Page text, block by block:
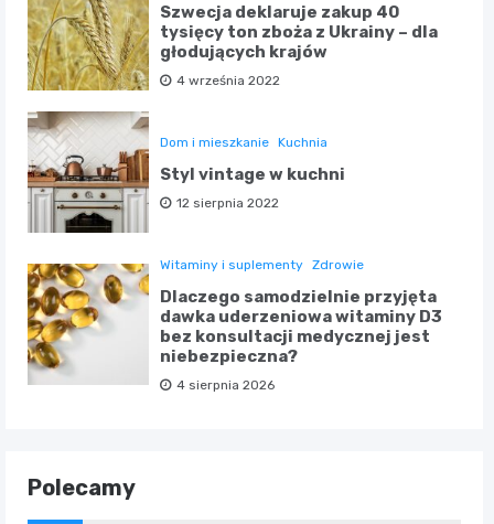
Szwecja deklaruje zakup 40
tysięcy ton zboża z Ukrainy – dla
głodujących krajów
4 września 2022
Dom i mieszkanie Kuchnia
Styl vintage w kuchni
12 sierpnia 2022
Witaminy i suplementy Zdrowie
Dlaczego samodzielnie przyjęta
dawka uderzeniowa witaminy D3
bez konsultacji medycznej jest
niebezpieczna?
4 sierpnia 2026
Polecamy